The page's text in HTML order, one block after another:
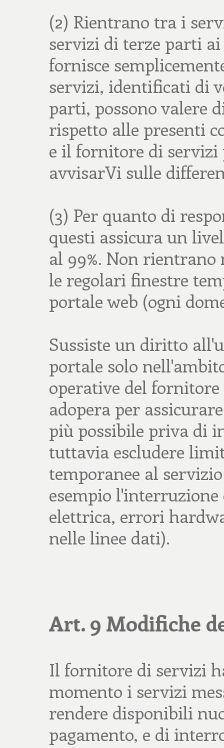
(2) Rientrano tra i
servizi di terze parti
fornisce
servizi, identificati di
parti, possono valere
rispetto alle presenti
e il fornitore di servizi
avvisarVi sulle
(3) Per quanto di
questi assicura un
al 99%. Non
le regolari finestre
portale web (ogni
Sussiste un diritto
portale solo
operative del
adopera per
più possibile priva di
tuttavia escludere
temporanee al
esempio
elettrica, errori
nelle linee dati).
Art. 9 Modifiche
Il fornitore di servizi
momento i servizi
rendere disponibili
pagamento, e di